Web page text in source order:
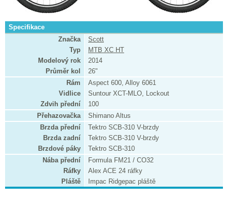
Specifikace
Značka
Scott
Typ
MTB XC HT
Modelový rok
2014
Průměr kol
26"
Rám
Aspect 600, Alloy 6061
Vidlice
Suntour XCT-MLO, Lockout
Zdvih přední
100
Přehazovačka
Shimano Altus
Brzda přední
Tektro SCB-310 V-brzdy
Brzda zadní
Tektro SCB-310 V-brzdy
Brzdové páky
Tektro SCB-310
Nába přední
Formula FM21 / CO32
Ráfky
Alex ACE 24 ráfky
Pláště
Impac Ridgepac pláště